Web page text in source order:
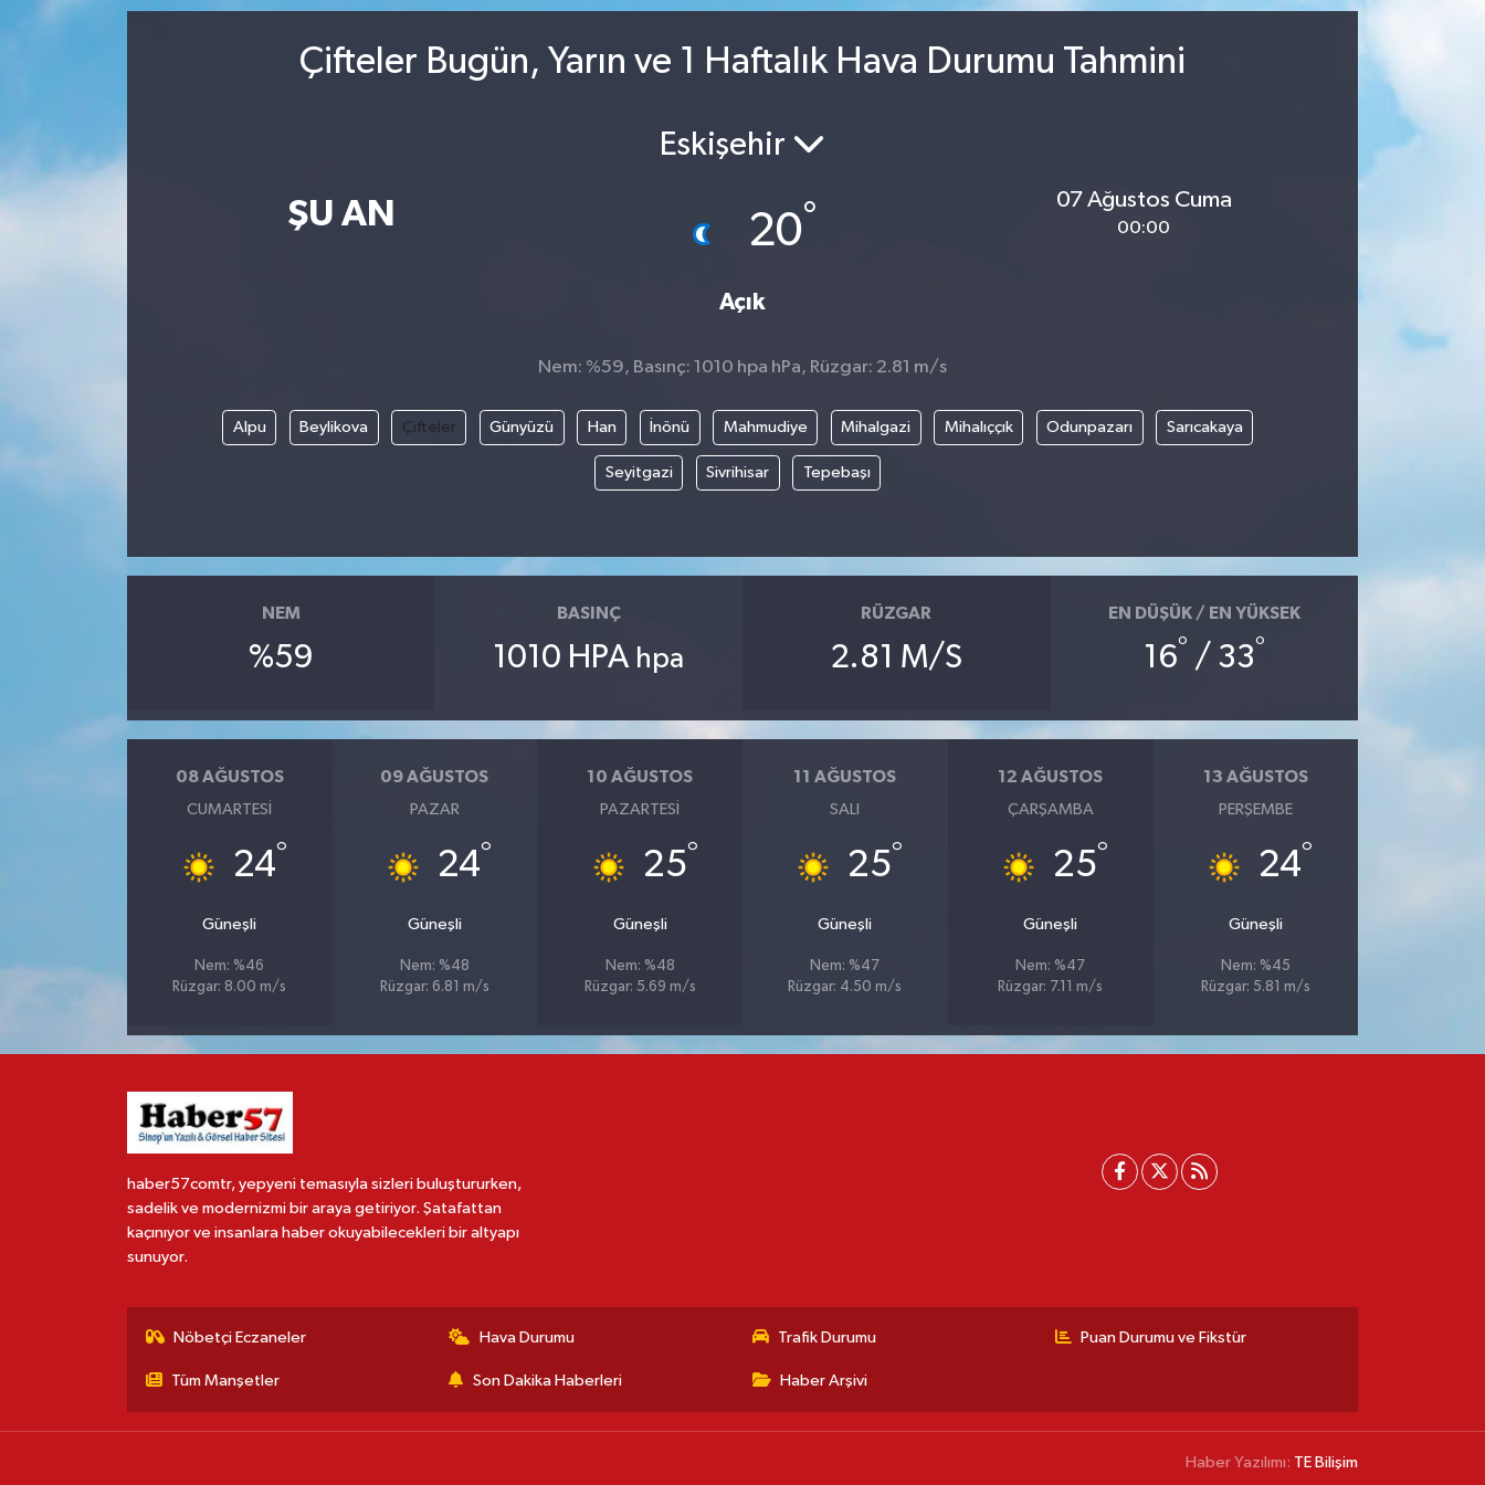
Çifteler Bugün, Yarın ve 1 Haftalık Hava Durumu Tahmini
ŞU AN
Eskişehir
20°
Açık
07 Ağustos Cuma
00:00
Nem: %59, Basınç: 1010 hpa hPa, Rüzgar: 2.81 m/s
Alpu Beylikova Çifteler Günyüzü Han İnönü Mahmudiye Mihalgazi Mihalıççık Odunpazarı Sarıcakaya
Seyitgazi Sivrihisar Tepebaşı
NEM
%59
BASINÇ
1010 HPA hpa
RÜZGAR
2.81 M/S
EN DÜŞÜK / EN YÜKSEK
16° / 33°
08 AĞUSTOS
CUMARTESI
24°
Güneşli
Nem: %46
Rüzgar: 8.00 m/s
09 AĞUSTOS
PAZAR
24°
Güneşli
Nem: %48
Rüzgar: 6.81 m/s
10 AĞUSTOS
PAZARTESI
25°
Güneşli
Nem: %48
Rüzgar: 5.69 m/s
11 AĞUSTOS
SALI
25°
Güneşli
Nem: %47
Rüzgar: 4.50 m/s
12 AĞUSTOS
ÇARŞAMBA
25°
Güneşli
Nem: %47
Rüzgar: 7.11 m/s
13 AĞUSTOS
PERŞEMBE
24°
Güneşli
Nem: %45
Rüzgar: 5.81 m/s
haber57comtr, yepyeni temasıyla sizleri buluştururken,
sadelik ve modernizmi bir araya getiriyor. Şatafattan
kaçınıyor ve insanlara haber okuyabilecekleri bir altyapı
sunuyor.
Nöbetçi Eczaneler Hava Durumu Trafik Durumu Puan Durumu ve Fikstür
Tüm Manşetler Son Dakika Haberleri Haber Arşivi
Haber Yazılımı: TE Bilişim